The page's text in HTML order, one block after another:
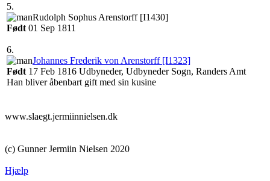
5.
‎Rudolph Sophus Arenstorff‏‎ [I1430]‎
Født ‎01 Sep 1811‎
6.
Johannes Frederik von Arenstorff‏‎ [I1323]
Født ‎17 Feb 1816 Udbyneder, Udbyneder Sogn, Randers Amt‎
Han bliver åbenbart gift med sin kusine
www.slaegt.jermiinnielsen.dk
(c) Gunner Jermiin Nielsen 2020
Hjælp